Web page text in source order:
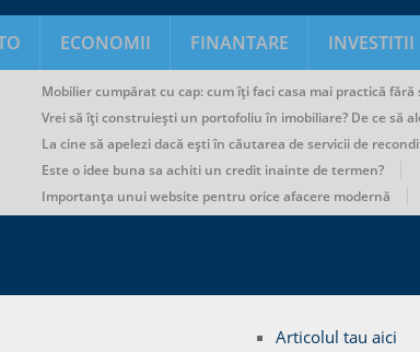
ECONOMII FINANTARE INVESTITII
Mobilier cumpărat cu cap: cum îți faci casa mai practică
Vrei să îți construiești un portofoliu în imobiliare? De ce să
La cine să apelezi dacă ești în căutarea de servicii de
Este o idee buna sa achiti un credit inainte de termen?
Importanța unui website pentru orice afacere modernă
Articolul tau aici